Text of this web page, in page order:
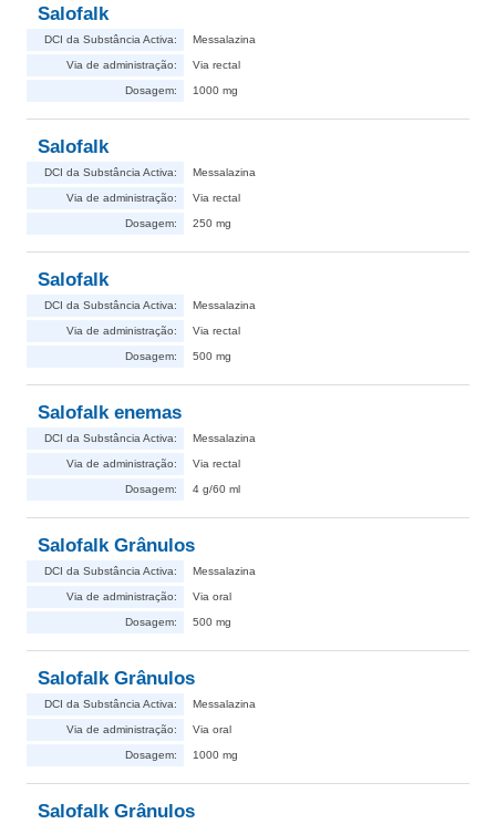
Salofalk
DCI da Substância Activa: Messalazina
Via de administração: Via rectal
Dosagem: 1000 mg
Salofalk
DCI da Substância Activa: Messalazina
Via de administração: Via rectal
Dosagem: 250 mg
Salofalk
DCI da Substância Activa: Messalazina
Via de administração: Via rectal
Dosagem: 500 mg
Salofalk enemas
DCI da Substância Activa: Messalazina
Via de administração: Via rectal
Dosagem: 4 g/60 ml
Salofalk Grânulos
DCI da Substância Activa: Messalazina
Via de administração: Via oral
Dosagem: 500 mg
Salofalk Grânulos
DCI da Substância Activa: Messalazina
Via de administração: Via oral
Dosagem: 1000 mg
Salofalk Grânulos